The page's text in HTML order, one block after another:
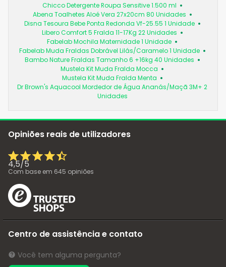
Chicco Detergente Roupa Sensitive 1.500 ml
Abena Toalhetes Aloé Vera 27x20cm 80 Unidades
Disna Tesoura Bebe Ponta Redonda Vf-25.55 1 Unidade
Libero Comfort 5 Fralda 11-17Kg 22 Unidades
Fabelab Mochila Maternidade 1 Unidade
Fabelab Muda Fraldas Dobrável Lilás/Caramelo 1 Unidade
Bambo Nature Fraldas Tamanho 6 +16kg 40 Unidades
Mustela Kit Muda Fralda Mocca
Mustela Kit Muda Fralda Menta
Dr Brown's Aquacool Mordedor de Água Ananás/Maçã 3M+ 2
Unidades
Opiniões reais de utilizadores
4,5/5
Com base em 645 opiniões
Centro de assistência e contato
Você tem alguma pergunta?